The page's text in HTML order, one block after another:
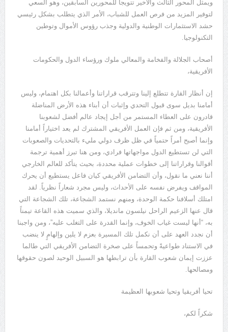
ويمثل المحور الثالث والأخير تتويجاً للمحورين السابقين، وهو السعي
لتوفير المزيد من فرص العمل للشباب، الأمر الذي يتطلب بشكل رئيسي
حشد الاستثمارات الوطنية والدولية وجذب رؤوس الأموال وتوطين
التكنولوجيا.
أصحاب الجلالة والفخامة والمعالي ملوك ورؤساء الدول والحكومات
الأفريقية،
إن أنظار القارة تتطلع إلينا وتترقب قراراتنا وأعمالنا بكل اهتمام، وليس
أمامنا بديل سوى قبول التحدي وإثبات أن أبناء هذه الأرض المناضلة
قادرون على العطاء المستمر من أجل إيجاد عالم أفضل لشعوبنا
الأفريقية، ومن ثم فإن العمل الأفريقي المشترك لم يعد اختياراً أمامنا
وإنما أصبح أمراً حتمياً في ظل ظرف دولي مليء بالتحديات والصعوبات
التي لن تستطيع الدول مواجهاتها فرادي، ومن هنا تبرز أهمية ترجمة
أقوالنا وقراراتنا إلى خطوات عملية محددة، بحيث يتأكد للعالم الخارجي
أننا نعني ما نقول، وأن التضامن الأفريقي كيان فاعل يستطيع أن يحرك
المواقف ويفرض نفسه على الأحداث، وليس مجرد شعاراً نظرياً. لقد
امتلك أسلافنا حكمة الوحدة، ومنهم نستمد الشجاعة، تلك الشجاعة التي
قال عنها الزعيم الراحل نيلسون مانديلا، والذي سميت هذه القاعة تيمناً
به، “أنها ليست غياب الخوف، وإنما القدرة على التغلب عليه”، ومن واجبنا
أن نجدد العهد على أن نكمل تلك المسيرة بعزم لا يلين وإلهامٍ لا ينضب
في الاستناد طواعيةً وتحمساً على صخرة التضامن الأفريقي التي طالما
عززت إيمان شعوب القارة بأن ترابطها هو السبيل الوحيد لصون حقوقها
ومصالحها.
تحيا أفريقيا وتحيا شعوبها العظيمة
شكراً لكم،